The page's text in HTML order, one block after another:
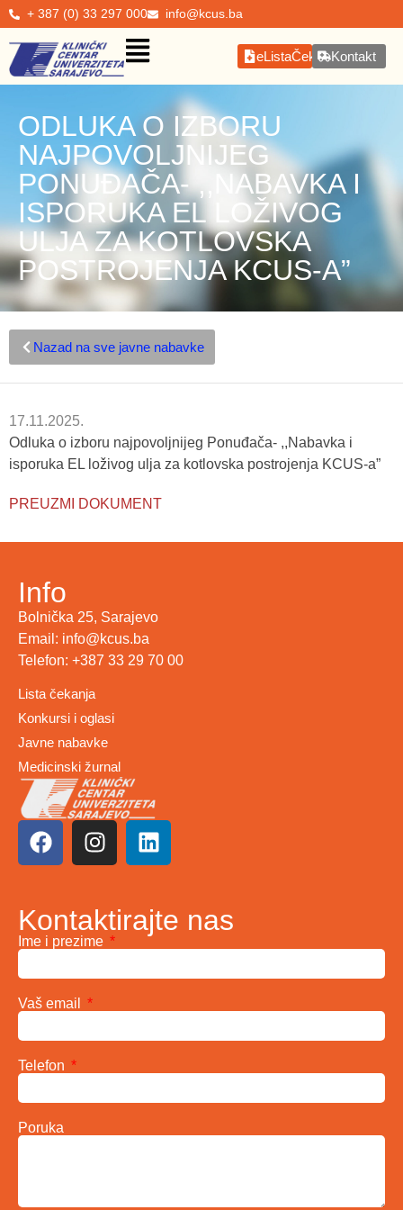
+ 387 (0) 33 297 000 info@kcus.ba
eListaČekanjaKontakt
ODLUKA O IZBORU
NAJPOVOLJNIJEG
PONUĐAČA- ,,NABAVKA I
ISPORUKA EL LOŽIVOG
ULJA ZA KOTLOVSKA
POSTROJENJA KCUS-A”
Nazad na sve javne nabavke
17.11.2025.
Odluka o izboru najpovoljnijeg Ponuđača- ,,Nabavka i
isporuka EL loživog ulja za kotlovska postrojenja KCUS-a”
PREUZMI DOKUMENT
Info
Bolnička 25, Sarajevo
Email: info@kcus.ba
Telefon: +387 33 29 70 00
Lista čekanja
Konkursi i oglasi
Javne nabavke
Medicinski žurnal
Kontaktirajte nas
Ime i prezime
Vaš email
Telefon
Poruka